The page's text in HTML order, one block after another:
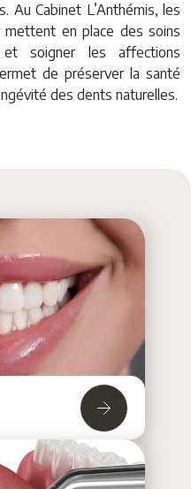
Au Cabinet L’Anthémis, les
mettent en place des soins
et soigner les affections
de préserver la santé
des dents naturelles.